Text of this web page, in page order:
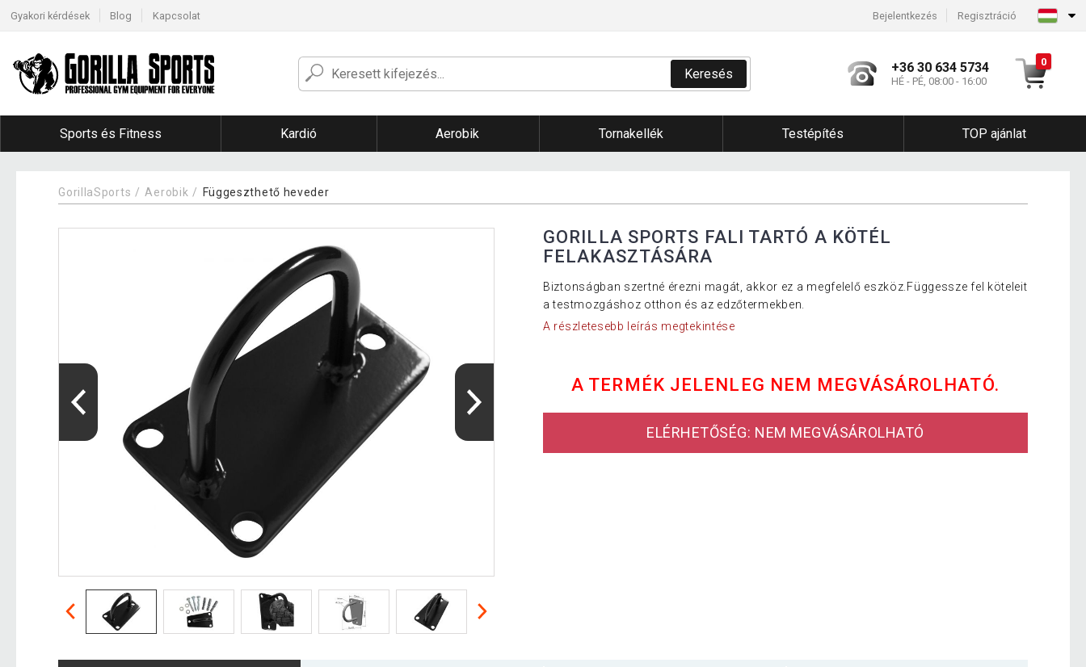
Gyakori kérdések Blog Kapcsolat Bejelentkezés Regisztráció
Keresés +36 30 634 5734
HÉ - PÉ, 08:00 - 16:00
0
Sports és Fitness Kardió Aerobik Tornakellék Testépítés TOP ajánlat
GorillaSports Aerobik Függeszthető heveder
GORILLA SPORTS FALI TARTÓ A KÖTÉL
FELAKASZTÁSÁRA
Biztonságban szertné érezni magát, akkor ez a megfelelő eszköz.Függessze fel köteleit
a testmozgáshoz otthon és az edzőtermekben.
A részletesebb leírás megtekintése
A TERMÉK JELENLEG NEM MEGVÁSÁROLHATÓ.
ELÉRHETŐSÉG: NEM MEGVÁSÁROLHATÓ